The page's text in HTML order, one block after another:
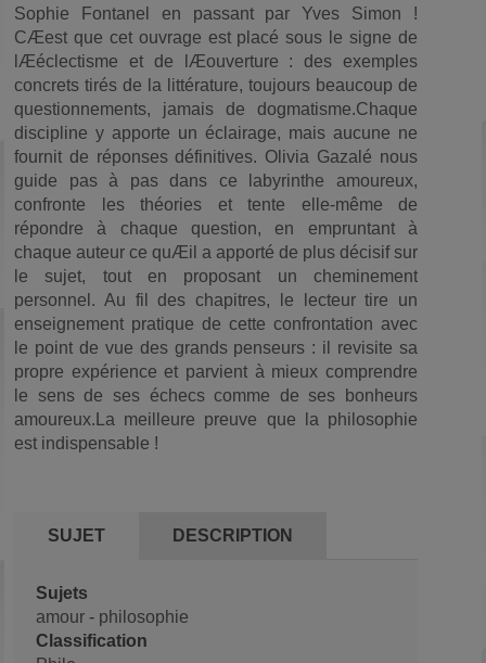
Sophie Fontanel en passant par Yves Simon !
CÆest que cet ouvrage est placé sous le signe de
lÆéclectisme et de lÆouverture : des exemples
concrets tirés de la littérature, toujours beaucoup de
questionnements, jamais de dogmatisme.Chaque
discipline y apporte un éclairage, mais aucune ne
fournit de réponses définitives. Olivia Gazalé nous
guide pas à pas dans ce labyrinthe amoureux,
confronte les théories et tente elle-même de
répondre à chaque question, en empruntant à
chaque auteur ce quÆil a apporté de plus décisif sur
le sujet, tout en proposant un cheminement
personnel. Au fil des chapitres, le lecteur tire un
enseignement pratique de cette confrontation avec
le point de vue des grands penseurs : il revisite sa
propre expérience et parvient à mieux comprendre
le sens de ses échecs comme de ses bonheurs
amoureux.La meilleure preuve que la philosophie
est indispensable !
SUJET DESCRIPTION
Sujets
amour - philosophie
Classification